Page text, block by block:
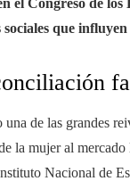
que
de las grandes
la mujer al
Nacional de